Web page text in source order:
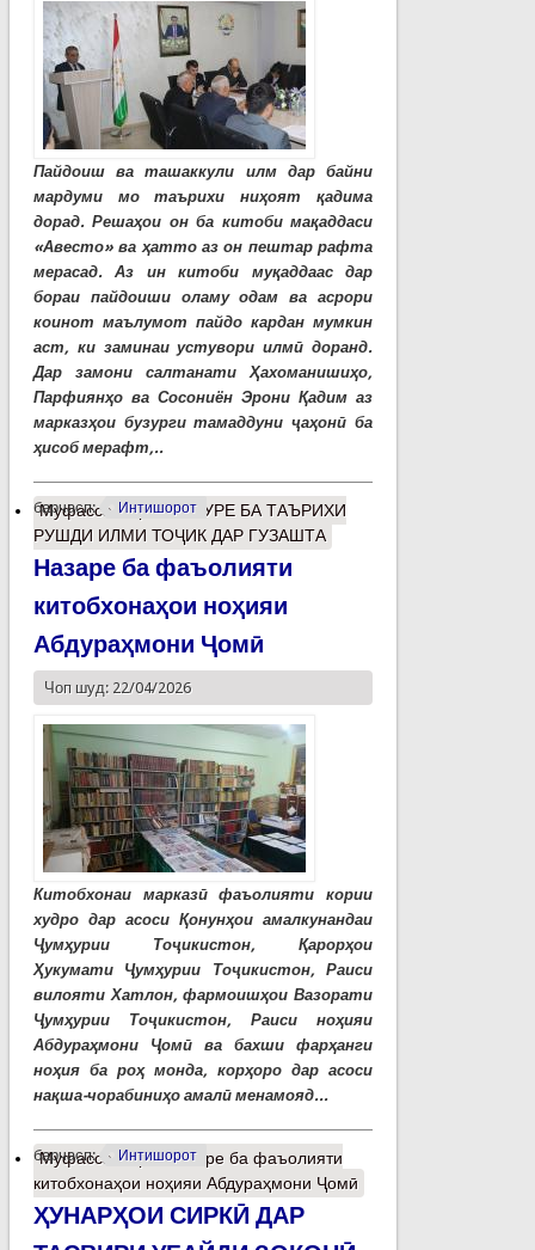
Пайдоиш ва ташаккули илм дар байни
мардуми мо таърихи ниҳоят қадима
дорад. Решаҳои он ба китоби мақаддаси
«Авесто» ва ҳатто аз он пештар рафта
мерасад. Аз ин китоби муқаддаас дар
бораи пайдоиши оламу одам ва асрори
коинот маълумот пайдо кардан мумкин
аст, ки заминаи устувори илмӣ доранд.
Дар замони салтанати Ҳахоманишиҳо,
Парфиянҳо ва Сосониён Эрони Қадим аз
марказҳои бузурги тамаддуни ҷаҳонӣ ба
ҳисоб мерафт,..
барчасп: Интишорот
Муфассалтаро МУРУРЕ БА ТАЪРИХИ
РУШДИ ИЛМИ ТОҶИК ДАР ГУЗАШТА
Назаре ба фаъолияти
китобхонаҳои ноҳияи
Абдураҳмони Ҷомӣ
Чоп шуд: 22/04/2026
Китобхонаи марказӣ фаъолияти кории
худро дар асоси Қонунҳои амалкунандаи
Ҷумҳурии Тоҷикистон, Қарорҳои
Ҳукумати Ҷумҳурии Тоҷикистон, Раиси
вилояти Хатлон, фармоишҳои Вазорати
Ҷумҳурии Тоҷикистон, Раиси ноҳияи
Абдураҳмони Ҷомӣ ва бахши фарҳанги
ноҳия ба роҳ монда, корҳоро дар асоси
нақша-чорабиниҳо амалӣ менамояд...
барчасп: Интишорот
Муфассалтаро Назаре ба фаъолияти
китобхонаҳои ноҳияи Абдураҳмони Ҷомӣ
ҲУНАРҲОИ СИРКӢ ДАР